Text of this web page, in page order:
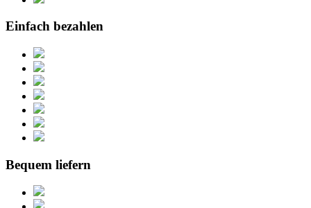
Einfach bezahlen
Bequem liefern